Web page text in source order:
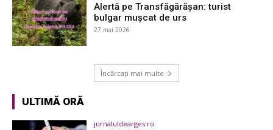
Alertă pe Transfăgărășan: turist
bulgar mușcat de urs
27 mai 2026
Încărcați mai multe
ULTIMĂ ORĂ
jurnaluldearges.ro